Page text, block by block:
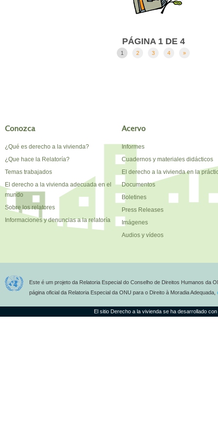
PÁGINA 1 DE 4
1 2 3 4 »
Conozca
¿Qué es derecho a la vivienda?
¿Que hace la Relatoría?
Temas trabajados
El derecho a la vivienda adecuada en el
mundo
Sobre los relatores
Informaciones y denuncias a la relatoría
Acervo
Informes
Cuadernos y materiales didácticos
El derecho a la vivienda en la
Documentos
Boletines
Press Releases
Imágenes
Audios y vídeos
Este é um projeto da Relatoria Especial do Conselho de Direitos Humanos da
página oficial da Relatoria Especial da ONU para o Direito à Moradia Adequada,
El sitio Derecho a la vivienda se ha desarrollado